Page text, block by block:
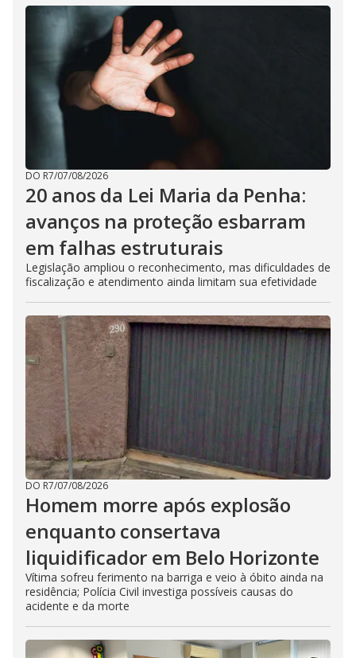
DO R7/07/08/2026
20 anos da Lei Maria da Penha:
avanços na proteção esbarram
em falhas estruturais
Legislação ampliou o reconhecimento, mas dificuldades de
fiscalização e atendimento ainda limitam sua efetividade
DO R7/07/08/2026
Homem morre após explosão
enquanto consertava
liquidificador em Belo Horizonte
Vítima sofreu ferimento na barriga e veio à óbito ainda na
residência; Polícia Civil investiga possíveis causas do
acidente e da morte